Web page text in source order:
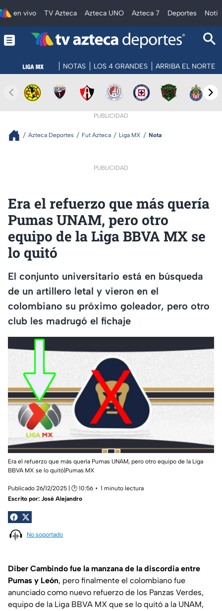
en vivo TV Azteca Azteca UNO Azteca 7 Deportes
NOTAS LOS 4 GRANDES ARRIBA EL NORTE
PUBLICIDAD
Azteca Deportes Fut Azteca Liga MX Nota
PUBLICIDAD
Era el refuerzo que más quería
Pumas UNAM, pero otro
equipo de la Liga BBVA MX se
lo quitó
El conjunto universitario está en búsqueda
de un artillero letal y vieron en el
colombiano su próximo goleador, pero otro
club les madrugó el fichaje
Era el refuerzo que más quería Pumas UNAM, pero otro equipo de la Liga
BBVA MX se lo quitó|Pumas MX
Publicado 26/12/2025 | 🕑 10:56
1 minuto lectura
Escrito por: José Alejandro
No soportado
Diber Cambindo fue la manzana de la discordia entre
Pumas y León, pero finalmente el colombiano fue
anunciado como nuevo refuerzo de los Panzas Verdes,
equipo de la Liga BBVA MX que se lo quitó a la UNAM,